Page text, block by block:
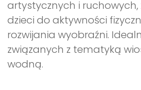
artystycznych i
dzieci do aktywności
rozwijania wyobraźni.
związanych z tematyką
wodną.